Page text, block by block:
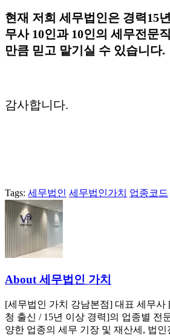
현재 저희 세무법인은 경력15
무사 10인과 10인의 세무전문
만큼 믿고 맡기실 수 있습니다.
감사합니다.
Tags: 세무법인 세무법인가치 업종코드
About 세무법인 가치
[세무법인 가치 강남본점] 대표 세무사
청 출신 / 15년 이상 경력]의 업종별 전
양한 업종의 세무 기장 및 재산세, 법